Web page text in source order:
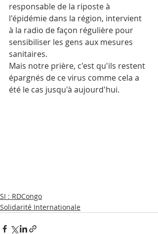
responsable de la riposte à
l'épidémie dans la région, intervient
à la radio de façon régulière pour
sensibiliser les gens aux mesures
sanitaires.
Mais notre prière, c'est qu'ils restent
épargnés de ce virus comme cela a
été le cas jusqu'à aujourd'hui.
SI : RDCongo
Solidarité Internationale